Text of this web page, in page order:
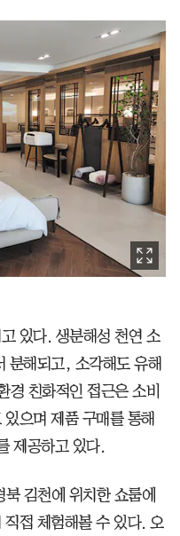
있다. 생분해성 천연 소
분해되고, 소각해도 유해
경 친화적인 접근은 소비
으며 제품 구매를 통해
제공하고 있다.
김천에 위치한 쇼룸에
접 체험해볼 수 있다. 오